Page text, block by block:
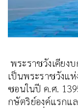
พระราชวังเคียง
เป็นพระราชวังแ
ซอนในปี ค.ศ.
กษัตริย์องค์แรกแ